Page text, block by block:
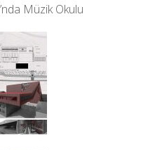
Müzik Okulu